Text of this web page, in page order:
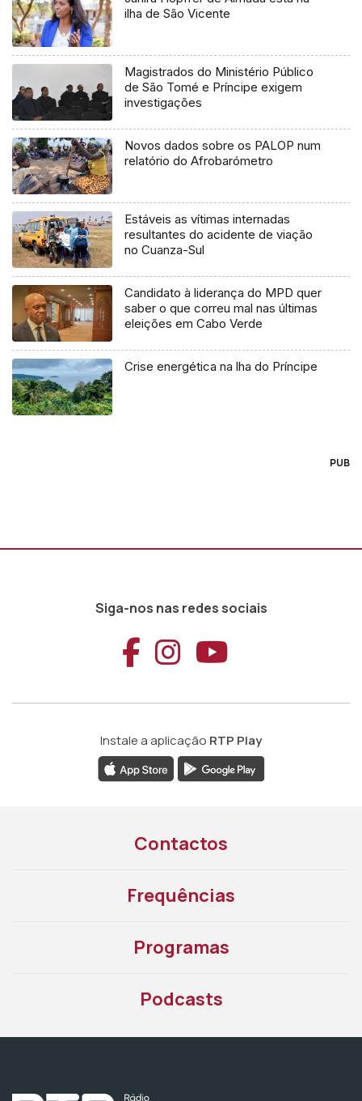
ilha de São Vicente
Magistrados do Ministério Público
de São Tomé e Príncipe exigem
investigações
Novos dados sobre os PALOP num
relatório do Afrobarómetro
Estáveis as vítimas internadas
resultantes do acidente de viação
no Cuanza-Sul
Candidato à liderança do MPD quer
saber o que correu mal nas últimas
eleições em Cabo Verde
Crise energética na lha do Príncipe
PUB
Siga-nos nas redes sociais
Aceder ao
Aceder ao
Aceder
Instale a aplicação RTP Play
Contactos
Frequências
Programas
Podcasts